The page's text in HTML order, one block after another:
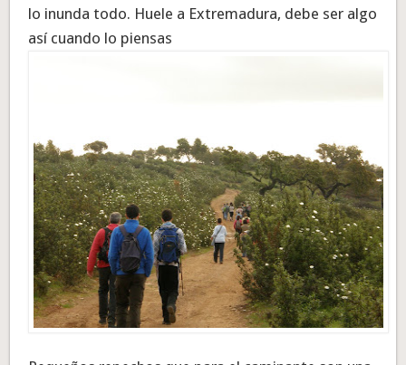
lo inunda todo. Huele a Extremadura, debe ser algo
así cuando lo piensas